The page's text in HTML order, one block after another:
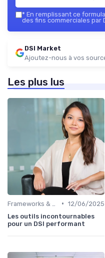
* En remplissant ce
des fins commerciales par
DSI Market
Ajoutez-nous à vos
Les plus lus
• 12/06/2025
Les outils incontournables
pour un DSI performant